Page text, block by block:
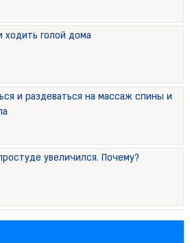
ходить голой дома
и раздеваться на массаж спины и
увеличился. Почему?